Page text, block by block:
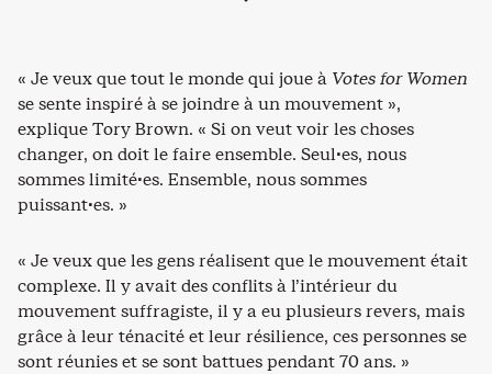
« Je veux que tout le monde qui joue à Votes for Women
se sente inspiré à se joindre à un mouvement »,
explique Tory Brown. « Si on veut voir les choses
changer, on doit le faire ensemble. Seul·es, nous
sommes limité·es. Ensemble, nous sommes
puissant·es. »
« Je veux que les gens réalisent que le mouvement était
complexe. Il y avait des conflits à l’intérieur du
mouvement suffragiste, il y a eu plusieurs revers, mais
grâce à leur ténacité et leur résilience, ces personnes se
sont réunies et se sont battues pendant 70 ans. »